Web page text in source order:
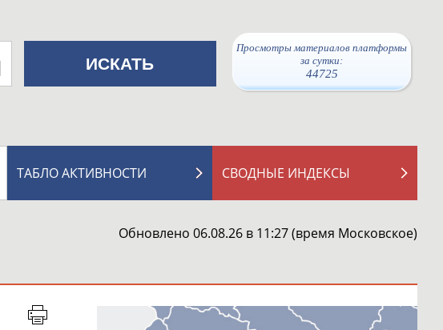
Просмотры материалов платформы
за сутки:
44725
СВОДНЫЕ ИНДЕКСЫ
ТАБЛО АКТИВНОСТИ
Обновлено 06.08.26 в 11:27 (время Московское)